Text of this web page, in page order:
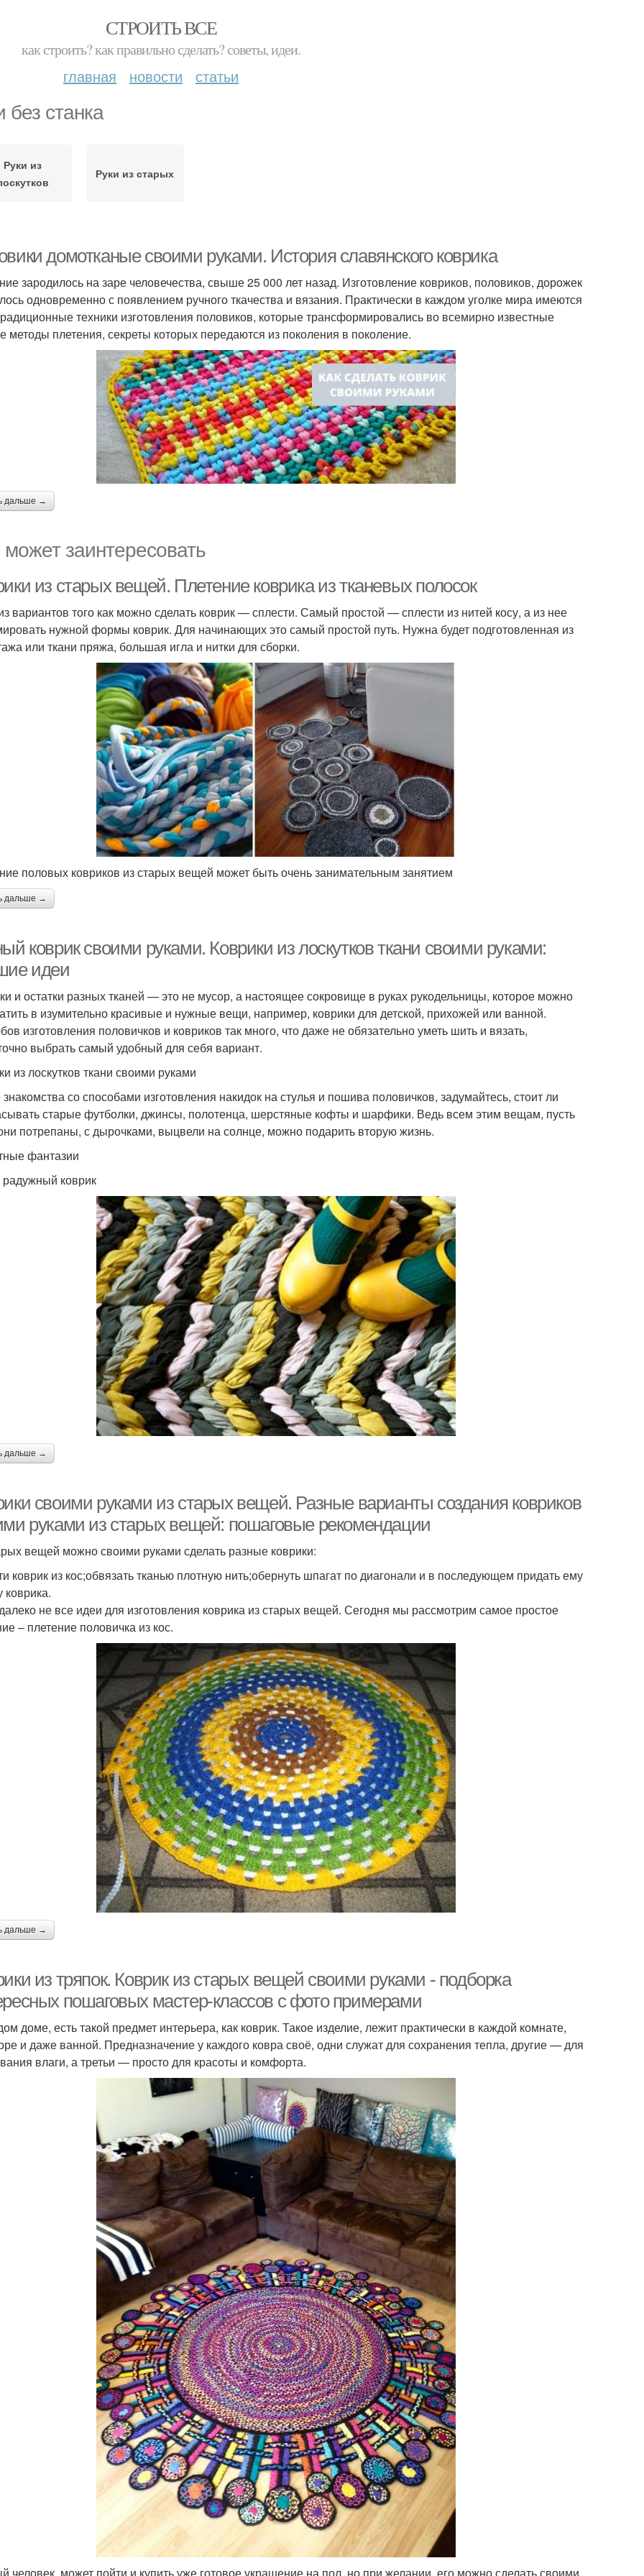
СТРОИТЬ ВСЕ
как строить? как правильно сделать? советы, идеи.
главная новости статьи
без станка
Руки из
Руки из старых
домотканые своими руками. История славянского коврика
зародилось на заре человечества, свыше 25 000 лет назад. Изготовление ковриков, половиков, дорожек
одновременно с появлением ручного ткачества и вязания. Практически в каждом уголке мира имеются
техники изготовления половиков, которые трансформировались во всемирно известные
методы плетения, секреты которых передаются из поколения в поколение.
дальше →
заинтересовать
из старых вещей. Плетение коврика из тканевых полосок
вариантов того как можно сделать коврик — сплести. Самый простой — сплести из нитей косу, а из нее
нужной формы коврик. Для начинающих это самый простой путь. Нужна будет подготовленная из
или ткани пряжа, большая игла и нитки для сборки.
половых ковриков из старых вещей может быть очень занимательным занятием
дальше →
коврик своими руками. Коврики из лоскутков ткани своими руками:
идеи
и остатки разных тканей — это не мусор, а настоящее сокровище в руках рукодельницы, которое можно
в изумительно красивые и нужные вещи, например, коврики для детской, прихожей или ванной.
изготовления половичков и ковриков так много, что даже не обязательно уметь шить и вязать,
выбрать самый удобный для себя вариант.
из лоскутков ткани своими руками
со способами изготовления накидок на стулья и пошива половичков, задумайтесь, стоит ли
старые футболки, джинсы, полотенца, шерстяные кофты и шарфики. Ведь всем этим вещам, пусть
потрепаны, с дырочками, выцвели на солнце, можно подарить вторую жизнь.
фантазии
коврик
дальше →
своими руками из старых вещей. Разные варианты создания ковриков
руками из старых вещей: пошаговые рекомендации
вещей можно своими руками сделать разные коврики:
коврик из кос;обвязать тканью плотную нить;обернуть шпагат по диагонали и в последующем придать ему
не все идеи для изготовления коврика из старых вещей. Сегодня мы рассмотрим самое простое
– плетение половичка из кос.
дальше →
из тряпок. Коврик из старых вещей своими руками - подборка
пошаговых мастер-классов с фото примерами
доме, есть такой предмет интерьера, как коврик. Такое изделие, лежит практически в каждой комнате,
и даже ванной. Предназначение у каждого ковра своё, одни служат для сохранения тепла, другие — для
влаги, а третьи — просто для красоты и комфорта.